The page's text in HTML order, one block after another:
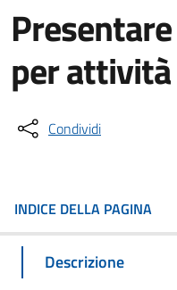
per
Condividi
INDICE DELLA PAGINA
Descrizione